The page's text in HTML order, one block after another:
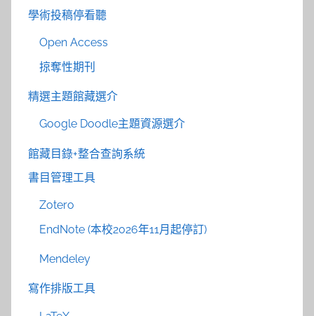
學術投稿停看聽
Open Access
掠奪性期刊
精選主題館藏選介
Google Doodle主題資源選介
館藏目錄+整合查詢系統
書目管理工具
Zotero
EndNote (本校2026年11月起停訂)
Mendeley
寫作排版工具